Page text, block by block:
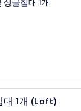
싱글침대 1개
스튜디
대 1개 (Loft)